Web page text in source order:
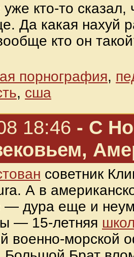
уже кто-то
Да какая нахуй
кто он
порнография,
, сша
18:46 - С
советник
А в
— дура еще и
— 15-летняя
военно-морской